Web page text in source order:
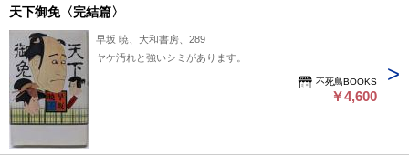
天下御免〈完結篇〉
早坂 暁、大和書房、289
ヤケ汚れと強いシミがあります。
不死鳥BOOKS
￥4,600